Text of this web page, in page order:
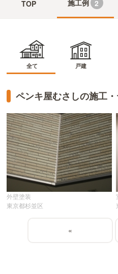
TOP 施工例 2
全て 戸建
ペンキ屋むさしの施工
外壁塗装
東京都杉並区
«